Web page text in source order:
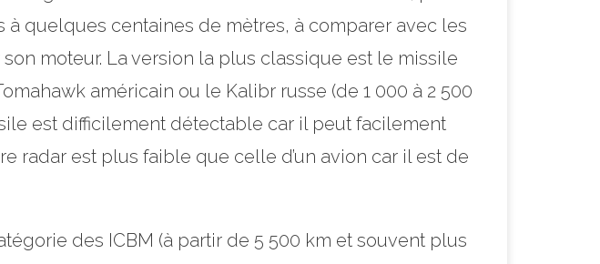
à quelques centaines de mètres, à comparer avec les
moteur. La version la plus classique est le missile
américain ou le Kalibr russe (de 1 000 à 2 500
est difficilement détectable car il peut facilement
radar est plus faible que celle d’un avion car il est de
des ICBM (à partir de 5 500 km et souvent plus